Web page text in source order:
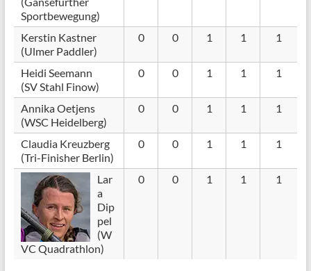
Sportbewegung)
Kerstin Kastner
(Ulmer Paddler)
0 0 1 1 1
Heidi Seemann
(SV Stahl Finow)
0 0 1 1 1
Annika Oetjens
(WSC Heidelberg)
0 0 1 1 1
Claudia Kreuzberg
(Tri-Finisher Berlin)
0 0 1 1 1
Lar
a
Dip
pel
(W
VC Quadrathlon)
0 0 1 1 1